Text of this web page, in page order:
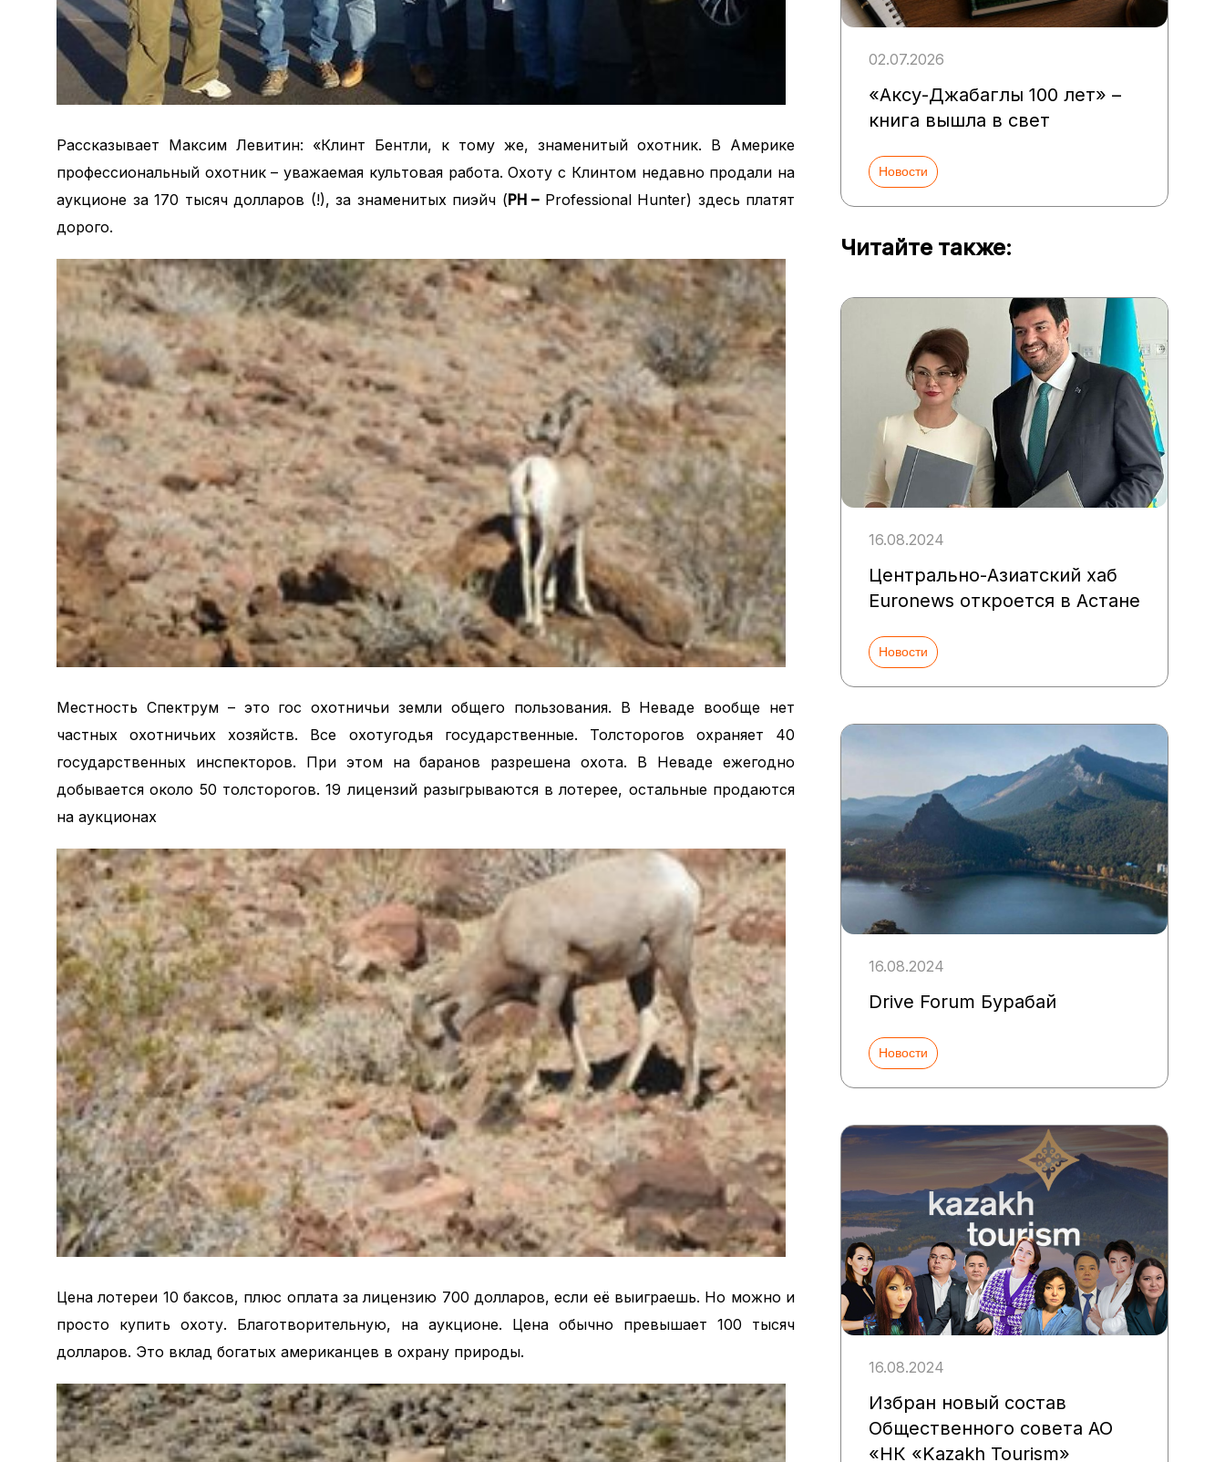
Рассказывает Максим Левитин: «Клинт Бентли, к тому же, знаменитый охотник. В Америке
профессиональный охотник – уважаемая культовая работа. Охоту с Клинтом недавно продали на
аукционе за 170 тысяч долларов (!), за знаменитых пиэйч (PH –Professional Hunter) здесь платят
дорого.
Местность Спектрум – это гос охотничьи земли общего пользования. В Неваде вообще нет
частных охотничьих хозяйств. Все охотугодья государственные. Толсторогов охраняет 40
государственных инспекторов. При этом на баранов разрешена охота. В Неваде ежегодно
добывается около 50 толсторогов. 19 лицензий разыгрываются в лотерее, остальные продаются
на аукционах
Цена лотереи 10 баксов, плюс оплата за лицензию 700 долларов, если её выиграешь. Но можно и
просто купить охоту. Благотворительную, на аукционе. Цена обычно превышает 100 тысяч
долларов. Это вклад богатых американцев в охрану природы.
02.07.2026
«Аксу-Джабаглы 100 лет» –
книга вышла в свет
Новости
Читайте также:
16.08.2024
Центрально-Азиатский хаб
Euronews откроется в Астане
Новости
16.08.2024
Drive Forum Бурабай
Новости
16.08.2024
Избран новый состав
Общественного совета АО
«НК «Kazakh Tourism»